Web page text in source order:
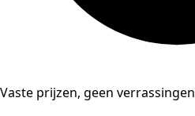
Vaste prijzen, geen verrassingen